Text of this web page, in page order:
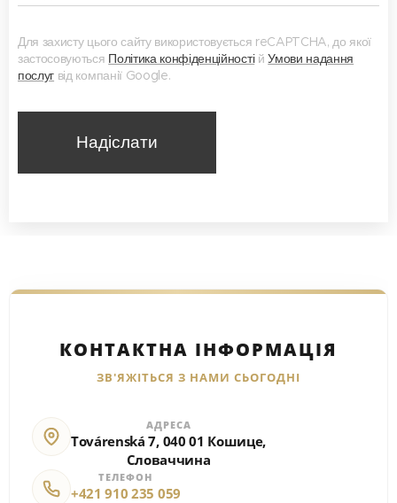
Для захисту цього сайту використовується reCAPTCHA, до якої
застосовуються Політика конфіденційностійУмови надання
послуг від компанії Google.
Надіслати
КОНТАКТНА ІНФОРМАЦІЯ
ЗВ'ЯЖІТЬСЯ З НАМИ СЬОГОДНІ
АДРЕСА
Továrenská 7, 040 01 Кошице,
Словаччина
ТЕЛЕФОН
+421 910 235 059